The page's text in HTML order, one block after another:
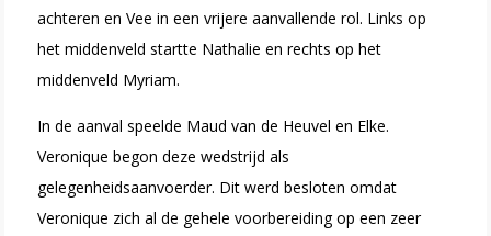
achteren en Vee in een vrijere aanvallende rol. Links op
het middenveld startte Nathalie en rechts op het
middenveld Myriam.
In de aanval speelde Maud van de Heuvel en Elke.
Veronique begon deze wedstrijd als
gelegenheidsaanvoerder. Dit werd besloten omdat
Veronique zich al de gehele voorbereidingop een zeer